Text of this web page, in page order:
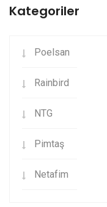
Kategoriler
Poelsan
Rainbird
NTG
Pimtaş
Netafim